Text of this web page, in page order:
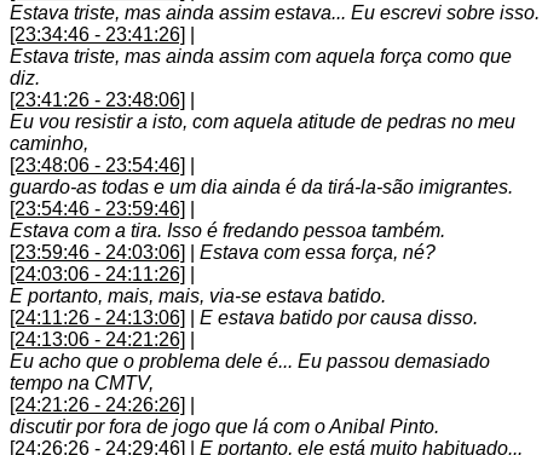
Estava triste, mas ainda assim estava... Eu escrevi sobre isso.
[23:34:46 - 23:41:26]
Estava triste, mas ainda assim com aquela força como que
diz.
[23:41:26 - 23:48:06]
Eu vou resistir a isto, com aquela atitude de pedras no meu
caminho,
[23:48:06 - 23:54:46]
guardo-as todas e um dia ainda é da tirá-la-são imigrantes.
[23:54:46 - 23:59:46]
Estava com a tira. Isso é fredando pessoa também.
[23:59:46 - 24:03:06]
Estava com essa força, né?
[24:03:06 - 24:11:26]
E portanto, mais, mais, via-se estava batido.
[24:11:26 - 24:13:06]
E estava batido por causa disso.
[24:13:06 - 24:21:26]
Eu acho que o problema dele é... Eu passou demasiado
tempo na CMTV,
[24:21:26 - 24:26:26]
discutir por fora de jogo que lá com o Anibal Pinto.
[24:26:26 - 24:29:46]
E portanto, ele está muito habituado...